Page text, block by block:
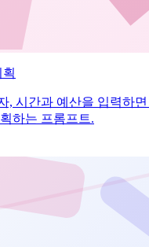
, 시간과 예산을 입력하
하는 프롬프트.